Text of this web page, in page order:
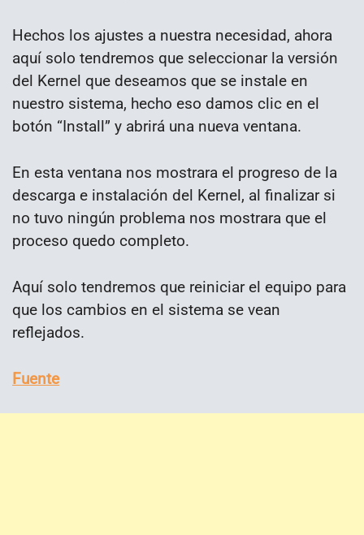
Hechos los ajustes a nuestra necesidad, ahora
aquí solo tendremos que seleccionar la versión
del Kernel que deseamos que se instale en
nuestro sistema, hecho eso damos clic en el
botón “Install” y abrirá una nueva ventana.
En esta ventana nos mostrara el progreso de la
descarga e instalación del Kernel, al finalizar si
no tuvo ningún problema nos mostrara que el
proceso quedo completo.
Aquí solo tendremos que reiniciar el equipo para
que los cambios en el sistema se vean
reflejados.
Fuente